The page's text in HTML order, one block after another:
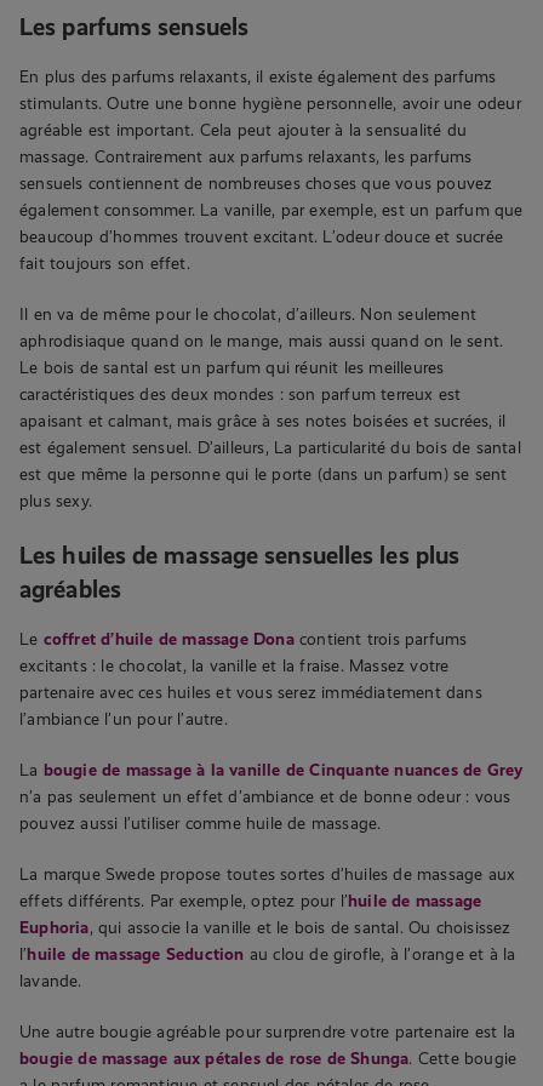
Les parfums sensuels
En plus des parfums relaxants, il existe également des parfums
stimulants. Outre une bonne hygiène personnelle, avoir une odeur
agréable est important. Cela peut ajouter à la sensualité du
massage. Contrairement aux parfums relaxants, les parfums
sensuels contiennent de nombreuses choses que vous pouvez
également consommer. La vanille, par exemple, est un parfum que
beaucoup d’hommes trouvent excitant. L’odeur douce et sucrée
fait toujours son effet.
Il en va de même pour le chocolat, d’ailleurs. Non seulement
aphrodisiaque quand on le mange, mais aussi quand on le sent.
Le bois de santal est un parfum qui réunit les meilleures
caractéristiques des deux mondes : son parfum terreux est
apaisant et calmant, mais grâce à ses notes boisées et sucrées, il
est également sensuel. D’ailleurs, La particularité du bois de santal
est que même la personne qui le porte (dans un parfum) se sent
plus sexy.
Les huiles de massage sensuelles les plus
agréables
Le coffret d’huile de massage Donacontient trois parfums
excitants : le chocolat, la vanille et la fraise. Massez votre
partenaire avec ces huiles et vous serez immédiatement dans
l’ambiance l’un pour l’autre.
La bougie de massage à la vanille de Cinquante nuances de Grey
n’a pas seulement un effet d’ambiance et de bonne odeur : vous
pouvez aussi l’utiliser comme huile de massage.
La marque Swede propose toutes sortes d’huiles de massage aux
effets différents. Par exemple, optez pour l’huile de massage
Euphoria, qui associe la vanille et le bois de santal. Ou choisissez
l’huile de massage Seduction au clou de girofle, à l’orange et à la
lavande.
Une autre bougie agréable pour surprendre votre partenaire est la
bougie de massage aux pétales de rose de Shunga. Cette bougie